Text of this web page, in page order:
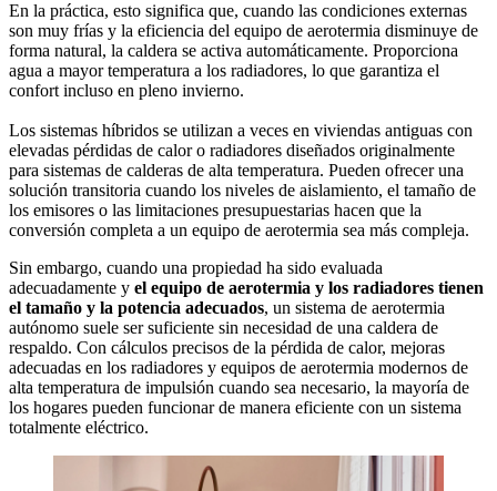
En la práctica, esto significa que, cuando las condiciones externas
son muy frías y la eficiencia del equipo de aerotermia disminuye de
forma natural, la caldera se activa automáticamente. Proporciona
agua a mayor temperatura a los radiadores, lo que garantiza el
confort incluso en pleno invierno.
Los sistemas híbridos se utilizan a veces en viviendas antiguas con
elevadas pérdidas de calor o radiadores diseñados originalmente
para sistemas de calderas de alta temperatura. Pueden ofrecer una
solución transitoria cuando los niveles de aislamiento, el tamaño de
los emisores o las limitaciones presupuestarias hacen que la
conversión completa a un equipo de aerotermia sea más compleja.
Sin embargo, cuando una propiedad ha sido evaluada
adecuadamente y el equipo de aerotermia y los radiadores tienen
el tamaño y la potencia adecuados, un sistema de aerotermia
autónomo suele ser suficiente sin necesidad de una caldera de
respaldo. Con cálculos precisos de la pérdida de calor, mejoras
adecuadas en los radiadores y equipos de aerotermia modernos de
alta temperatura de impulsión cuando sea necesario, la mayoría de
los hogares pueden funcionar de manera eficiente con un sistema
totalmente eléctrico.